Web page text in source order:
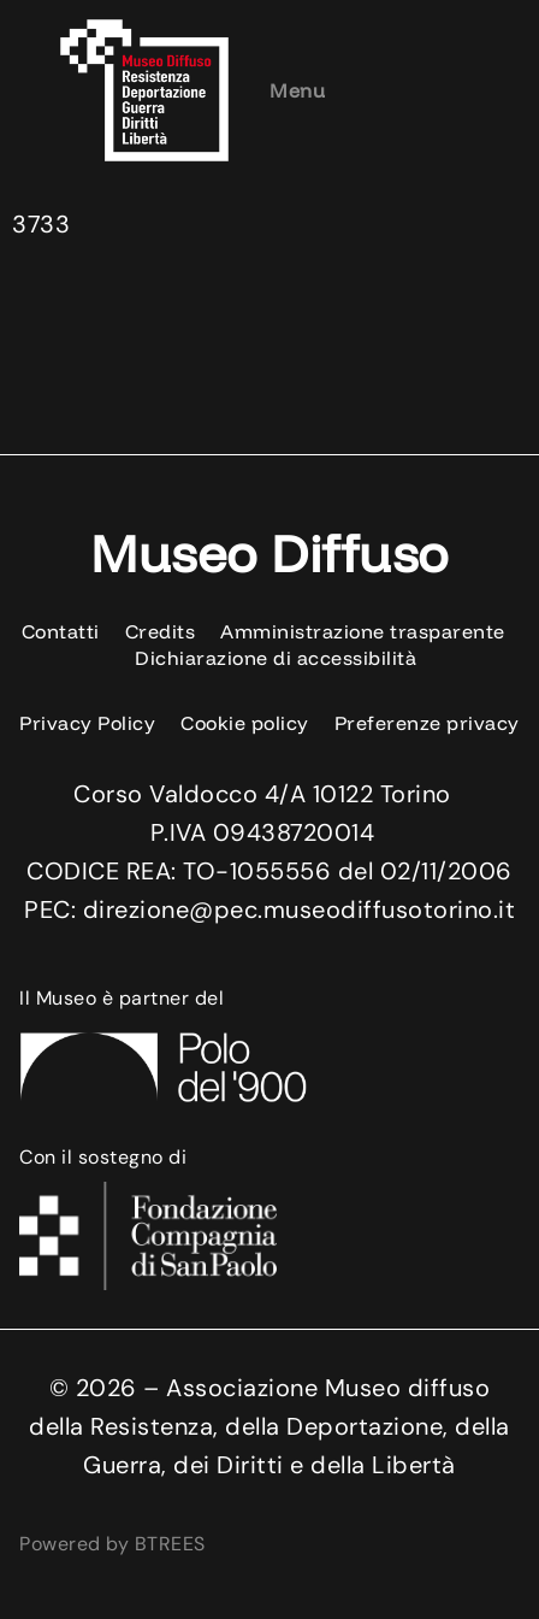
Menu
3733
Museo Diffuso
Contatti Credits
Amministrazione trasparente
Dichiarazione di accessibilità
Privacy Policy Cookie policy Preferenze privacy
Corso Valdocco 4/A 10122 Torino
P.IVA 09438720014
CODICE REA: TO-1055556 del 02/11/2006
PEC: direzione@pec.museodiffusotorino.it
Il Museo è partner del
Con il sostegno di
© 2026 – Associazione Museo diffuso
della Resistenza, della Deportazione, della
Guerra, dei Diritti e della Libertà
Powered by BTREES